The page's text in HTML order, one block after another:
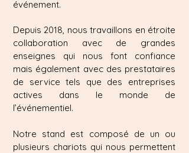
événement.
Depuis 2018, nous travaillons en étroite
collaboration avec de grandes
enseignes qui nous font confiance
mais également avec des prestataires
de service tels que des entreprises
actives dans le monde de
l’événementiel.
Notre stand est composé de un ou
plusieurs chariots qui nous permettent